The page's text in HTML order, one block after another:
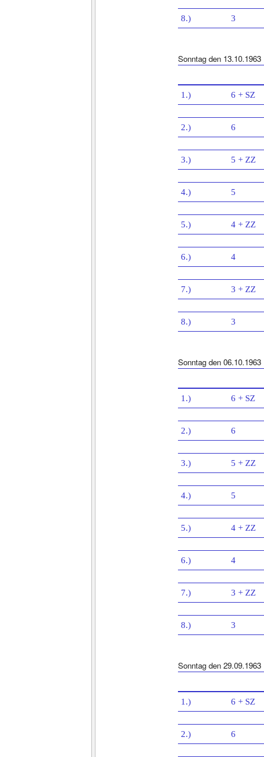
8.) 3
Sonntag den 13.10.1963
1.) 6 + SZ
2.) 6
3.) 5 + ZZ
4.) 5
5.) 4 + ZZ
6.) 4
7.) 3 + ZZ
8.) 3
Sonntag den 06.10.1963
1.) 6 + SZ
2.) 6
3.) 5 + ZZ
4.) 5
5.) 4 + ZZ
6.) 4
7.) 3 + ZZ
8.) 3
Sonntag den 29.09.1963
1.) 6 + SZ
2.) 6